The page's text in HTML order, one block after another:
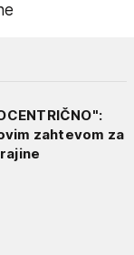
zahtevom za